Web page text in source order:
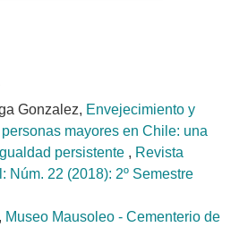
Gonzalez, Envejecimiento y
mayores en Chile: una
persistente , Revista
Núm. 22 (2018): 2º Semestre
Museo Mausoleo - Cementerio de